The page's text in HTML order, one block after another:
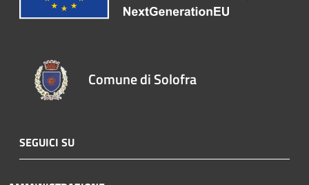
Comune di Solofra
SEGUICI SU